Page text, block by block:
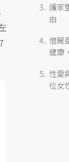
護家
由
借屍
健康
性愛
位女